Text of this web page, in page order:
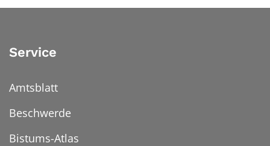
Service
Amtsblatt
Beschwerde
Bistums-Atlas